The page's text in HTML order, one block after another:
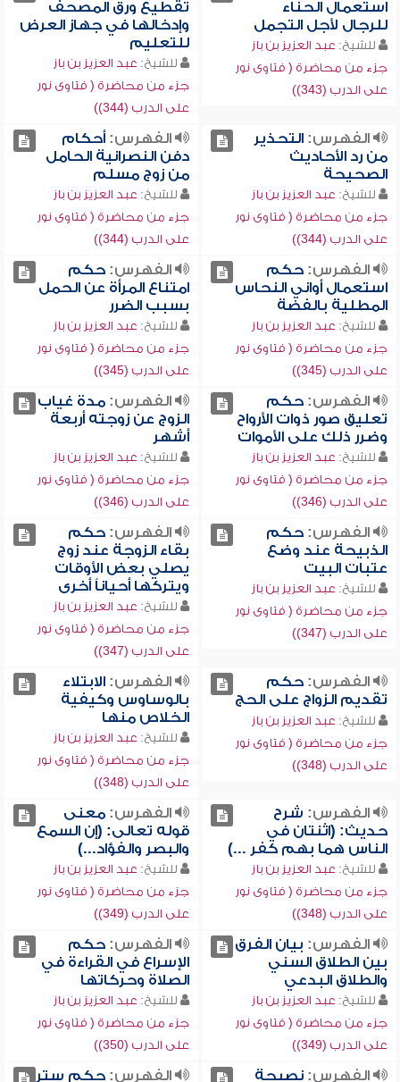
استعمال الحناء
للرجال لأجل التجمل
للشيخ: عبد العزيز بن باز
جزء من محاضرة ( فتاوى نور
على الدرب (343))
تقطيع ورق المصحف
وإدخالها في جهاز العرض
للتعليم
للشيخ: عبد العزيز بن باز
جزء من محاضرة ( فتاوى نور
على الدرب (344))
الفهرس:التحذير
من رد الأحاديث
الصحيحة
للشيخ: عبد العزيز بن باز
جزء من محاضرة ( فتاوى نور
على الدرب (344))
الفهرس:أحكام
دفن النصرانية الحامل
من زوج مسلم
للشيخ: عبد العزيز بن باز
جزء من محاضرة ( فتاوى نور
على الدرب (344))
الفهرس:حكم
استعمال أواني النحاس
المطلية بالفضة
للشيخ: عبد العزيز بن باز
جزء من محاضرة ( فتاوى نور
على الدرب (345))
الفهرس:حكم
امتناع المرأة عن الحمل
بسبب الضرر
للشيخ: عبد العزيز بن باز
جزء من محاضرة ( فتاوى نور
على الدرب (345))
الفهرس:حكم
تعليق صور ذوات الأرواح
وضرر ذلك على الأموات
للشيخ: عبد العزيز بن باز
جزء من محاضرة ( فتاوى نور
على الدرب (346))
الفهرس:مدة غياب
الزوج عن زوجته أربعة
أشهر
للشيخ: عبد العزيز بن باز
جزء من محاضرة ( فتاوى نور
على الدرب (346))
الفهرس:حكم
الذبيحة عند وضع
عتبات البيت
للشيخ: عبد العزيز بن باز
جزء من محاضرة ( فتاوى نور
على الدرب (347))
الفهرس:حكم
بقاء الزوجة عند زوج
يصلي بعض الأوقات
ويتركها أحياناً أخرى
للشيخ: عبد العزيز بن باز
جزء من محاضرة ( فتاوى نور
على الدرب (347))
الفهرس:حكم
تقديم الزواج على الحج
للشيخ: عبد العزيز بن باز
جزء من محاضرة ( فتاوى نور
على الدرب (348))
الفهرس:الابتلاء
بالوساوس وكيفية
الخلاص منها
للشيخ: عبد العزيز بن باز
جزء من محاضرة ( فتاوى نور
على الدرب (348))
الفهرس: شرح
حديث: (اثنتان في
الناس هما بهم كفر ...)
للشيخ: عبد العزيز بن باز
جزء من محاضرة ( فتاوى نور
على الدرب (348))
الفهرس:معنى
قوله تعالى: (إن السمع
والبصر والفؤاد...)
للشيخ: عبد العزيز بن باز
جزء من محاضرة ( فتاوى نور
على الدرب (349))
الفهرس: بيان الفرق
بين الطلاق السني
والطلاق البدعي
للشيخ: عبد العزيز بن باز
جزء من محاضرة ( فتاوى نور
على الدرب (349))
الفهرس:حكم
الإسراع في القراءة في
الصلاة وحركاتها
للشيخ: عبد العزيز بن باز
جزء من محاضرة ( فتاوى نور
على الدرب (350))
الفهرس:نصيحة
الفهرس:حكم ستر